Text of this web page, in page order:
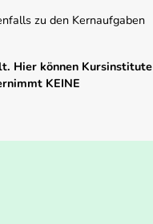
zu den Kernaufgaben
Hier können Kursinstitute
KEINE